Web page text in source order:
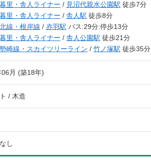
里・舎人ライナー / 見沼代親水公園駅 徒歩7分
里・舎人ライナー / 舎人駅 徒歩8分
線・根岸線 / 赤羽駅 バス:29分:停歩13分
里・舎人ライナー / 舎人公園駅 徒歩21分
崎線・スカイツリーライン / 竹ノ塚駅 徒歩35分
月 (築18年)
/ 木造
し